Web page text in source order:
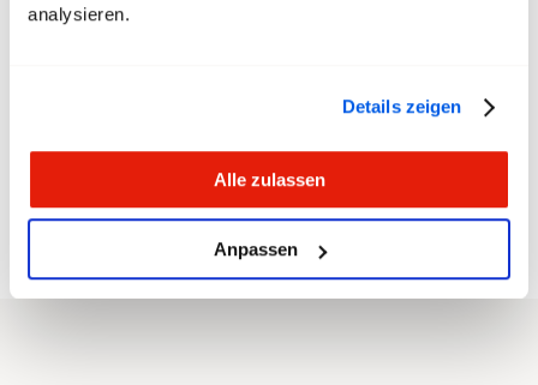
analysieren.
Details zeigen
Alle zulassen
Anpassen
transfair te donneront des conseils et des